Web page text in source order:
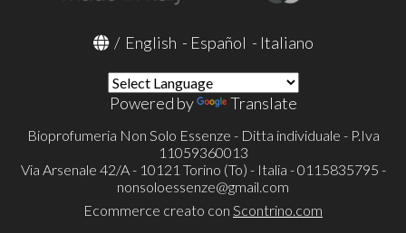
/ English - Español - Italiano
Powered by Translate
Bioprofumeria Non Solo Essenze - Ditta individuale - P.Iva
11059360013
Via Arsenale 42/A - 10121 Torino (To) - Italia - 0115835795 -
nonsoloessenze@gmail.com
Ecommerce creato con Scontrino.com